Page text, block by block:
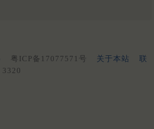
粤ICP备17077571号 关于本站
联
3320